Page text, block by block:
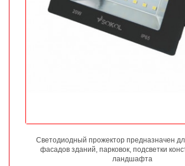
Светодиодный прожектор предназначен
фасадов зданий, парковок, подсветки
ландшафта